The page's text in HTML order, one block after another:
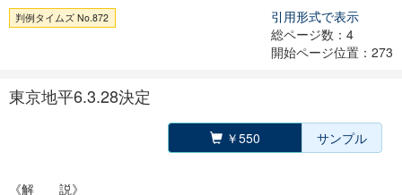
判例タイムズ No.872
引用形式で表示
総ページ数：4
開始ページ位置：273
東京地平6.3.28決定
￥550 サンプル
《解 説》